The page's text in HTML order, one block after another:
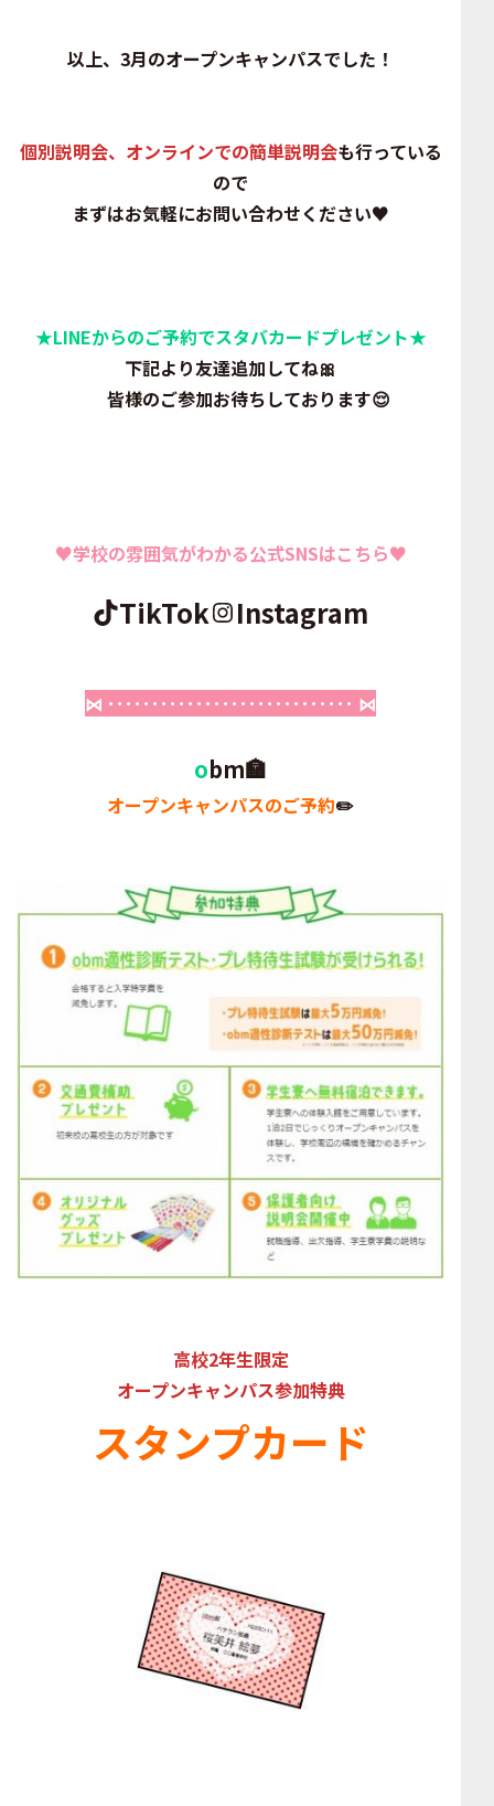
以上、3月のオープンキャンパスでした！
個別説明会、オンラインでの簡単説明会も行っている
ので
まずはお気軽にお問い合わせください♥
★LINEからのご予約でスタバカードプレゼント★
下記より友達追加してね🎀
皆様のご参加お待ちしております😌
♥学校の雰囲気がわかる公式SNSはこちら♥
TikTok Instagram
⋈ ････････････････････････････ ⋈
obm🏣
オープンキャンパスのご予約✏️
高校2年生限定
オープンキャンパス参加特典
スタンプカード